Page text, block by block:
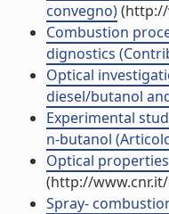
convegno)
Combustion
dignostics
Optical
diesel/butanol
Experimental
n-butanol
Optical
(http://
Spray-